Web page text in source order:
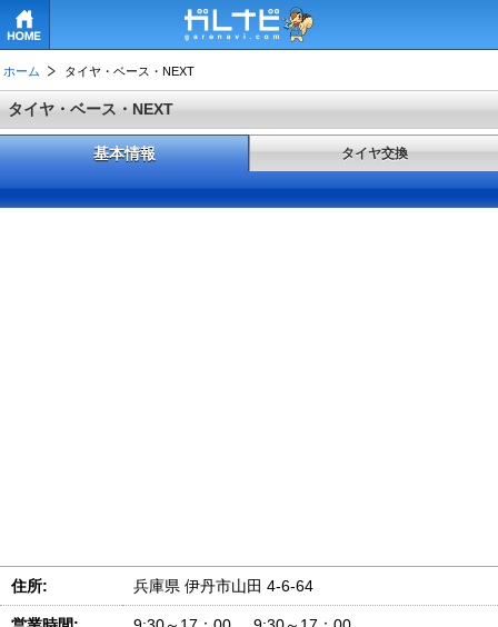
ホーム タイヤ・ベース・NEXT
タイヤ・ベース・NEXT
基本情報 タイヤ交換
住所: 兵庫県 伊丹市山田 4-6-64